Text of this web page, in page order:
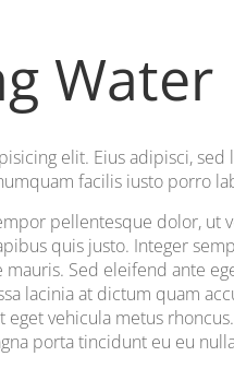
Water
elit. Eius adipisci, sed
facilis iusto porro
pellentesque dolor, ut
quis justo. Integer
Sed eleifend ante
lacinia at dictum quam
vehicula metus
porta tincidunt eu eu